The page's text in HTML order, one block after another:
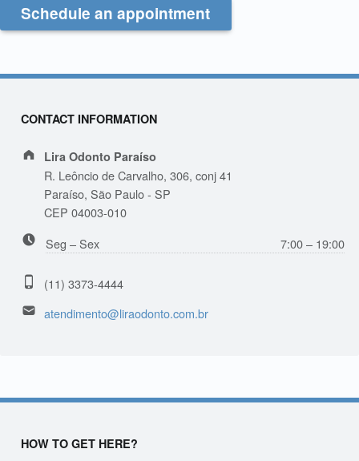
Schedule an appointment
CONTACT INFORMATION
Address:
Lira Odonto Paraíso
R. Leôncio de Carvalho, 306, conj 41
Paraíso, São Paulo - SP
CEP 04003-010
Seg – Sex 7:00 – 19:00
Phone number:
(11) 3373-4444
Email address:
atendimento@liraodonto.com.br
HOW TO GET HERE?